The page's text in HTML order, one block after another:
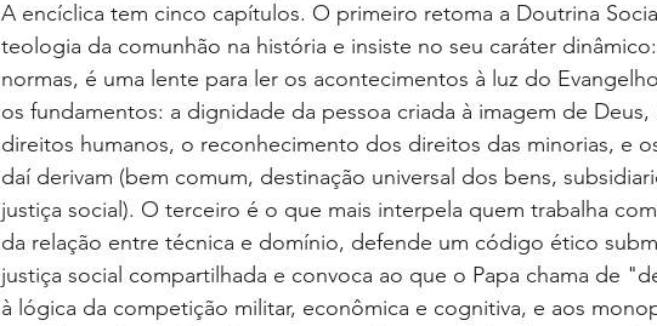
A encíclica tem cinco capítulos. O primeiro retoma a Doutrina
teologia da comunhão na história e insiste no seu caráter
normas, é uma lente para ler os acontecimentos à luz do
os fundamentos: a dignidade da pessoa criada à imagem de
direitos humanos, o reconhecimento dos direitos das minorias, e
daí derivam (bem comum, destinação universal dos bens,
justiça social). O terceiro é o que mais interpela quem trabalha
da relação entre técnica e domínio, defende um código ético
justiça social compartilhada e convoca ao que o Papa chama de
à lógica da competição militar, econômica e cognitiva, e aos